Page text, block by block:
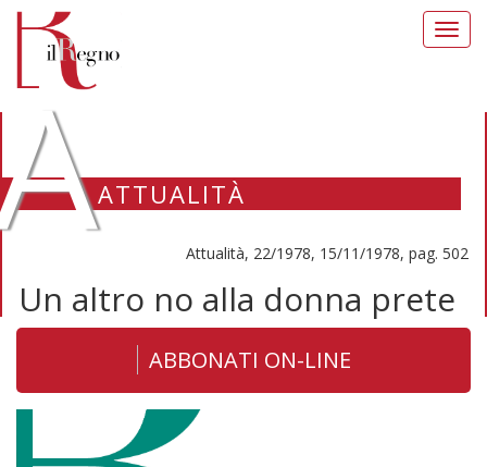
ATTUALITÀ
Attualità, 22/1978, 15/11/1978, pag. 502
Un altro no alla donna prete
ABBONATI ON-LINE